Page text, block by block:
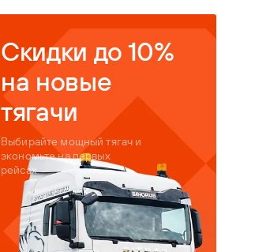
Скидки до 10%
на новые
тягачи
Выбирайте мощный тягач и
экономьте на первых
рейсах